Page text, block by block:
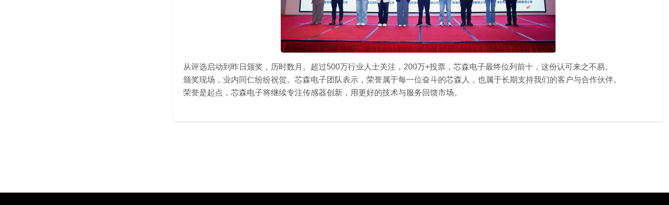
从评选启动到昨日颁奖，历时数月。超过500万行业人士关注，200万+投票，芯森电子最终位列前十，这份认可来之不易。
颁奖现场，业内同仁纷纷祝贺。芯森电子团队表示，荣誉属于每一位奋斗的芯森人，也属于长期支持我们的客户与合作伙伴。
荣誉是起点，芯森电子将继续专注传感器创新，用更好的技术与服务回馈市场。